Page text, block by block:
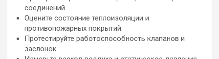
соединений.
Оцените состояние теплоизоляции и
противопожарных покрытий.
Протестируйте работоспособность клапанов и
заслонок.